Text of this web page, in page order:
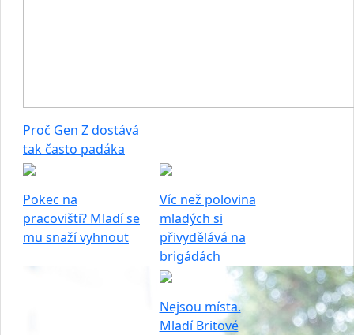
Proč Gen Z dostává
tak často padáka
Pokec na
pracovišti? Mladí se
mu snaží vyhnout
Víc než polovina
mladých si
přivydělává na
brigádách
Nejsou místa.
Mladí Britové